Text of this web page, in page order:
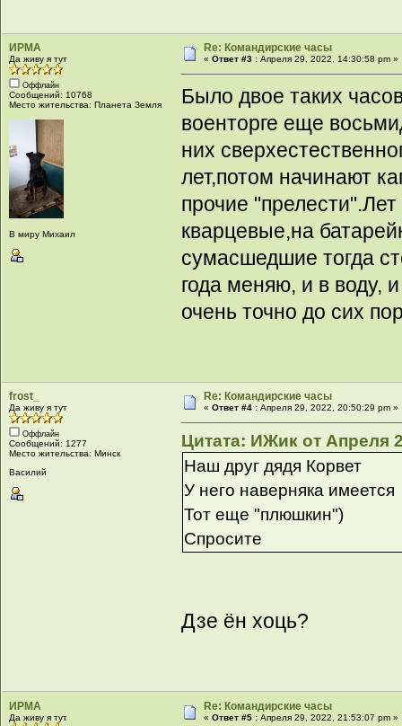
ИРМА
Да живу я тут
Оффлайн
Сообщений: 10768
Место жительства: Планета Земля
В миру Михаил
Re: Командирские часы
«Ответ #3 : Апреля 29, 2022, 14:30:58 pm »
Было двое таких
военторге еще
них
лет,потом начинают
прочие
кварцевые,на
сумасшедшие тогда
года меняю, и в воду,
очень точно до сих
frost_
Да живу я тут
Оффлайн
Сообщений: 1277
Место жительства: Минск
Василий
Re: Командирские часы
«Ответ #4 : Апреля 29, 2022, 20:50:29 pm »
Цитата: ИЖик от Апреля
Наш друг дядя Корвет
У него наверняка имеется
Тот еще "плюшкин")
Спросите
Дзе ён хоць?
ИРМА
Да живу я тут
Re: Командирские часы
«Ответ #5 : Апреля 29, 2022, 21:53:07 pm »